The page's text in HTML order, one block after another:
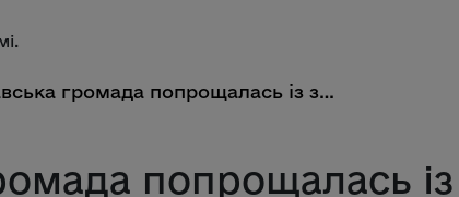
Полтавська громада попрощалась із загиблим захисником України
попрощалась із